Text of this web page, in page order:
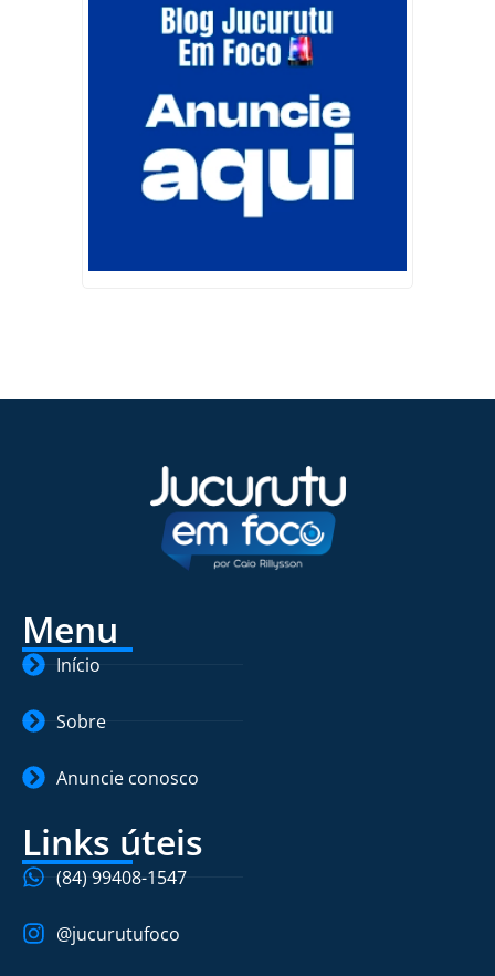
Menu
Início
Sobre
Anuncie conosco
Links úteis
(84) 99408-1547
@jucurutufoco